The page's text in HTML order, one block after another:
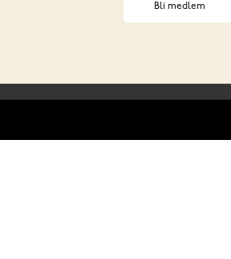
Bli medlem